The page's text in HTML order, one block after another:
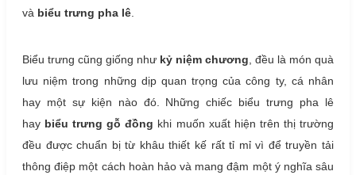
và biểu trưng pha lê
Biểu trưng cũng giống như kỷ niệm chương , đều là món quà
lưu niệm trong những dịp quan trọng của công ty, cá nhân
hay một sự kiện nào đó. Những chiếc biểu trưng pha lê
hay biểu trưng gỗ đồng khi muốn xuất hiện trên thị trường
đều được chuẩn bị từ khâu thiết kế rất tỉ mỉ vì để truyền tải
thông điệp một cách hoàn hảo và mang đậm một ý nghĩa sâu